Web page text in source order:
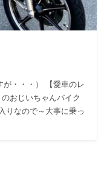
が・・・） 【愛車のレ
おじいちゃんバイク
りなので～大事に乗っ